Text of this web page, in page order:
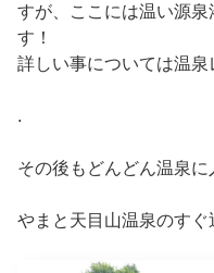
すが、ここには温い源
す！
詳しい事については温泉
.
その後もどんどん温泉に
やまと天目山温泉のすぐ